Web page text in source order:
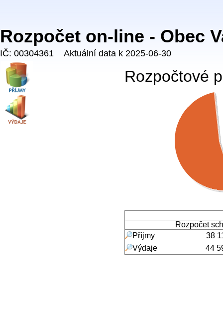
Rozpočet on-line - Obec
IČ: 00304361 Aktuální data k 2025-06-30
Rozpočtové
Rozpočet
Příjmy
38
Výdaje
44